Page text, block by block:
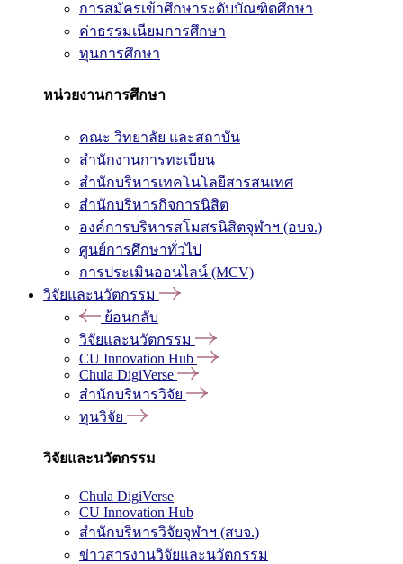
การสมัครเข้าศึกษาระดับบัณฑิตศึกษา
ค่าธรรมเนียมการศึกษา
ทุนการศึกษา
หน่วยงานการศึกษา
คณะ วิทยาลัย และสถาบัน
สำนักงานการทะเบียน
สำนักบริหารเทคโนโลยีสารสนเทศ
สำนักบริหารกิจการนิสิต
องค์การบริหารสโมสรนิสิตจุฬาฯ (อบจ.)
ศูนย์การศึกษาทั่วไป
การประเมินออนไลน์ (MCV)
วิจัยและนวัตกรรม
ย้อนกลับ
วิจัยและนวัตกรรม
CU Innovation Hub
Chula DigiVerse
สำนักบริหารวิจัย
ทุนวิจัย
วิจัยและนวัตกรรม
Chula DigiVerse
CU Innovation Hub
สำนักบริหารวิจัยจุฬาฯ (สบจ.)
ข่าวสารงานวิจัยและนวัตกรรม